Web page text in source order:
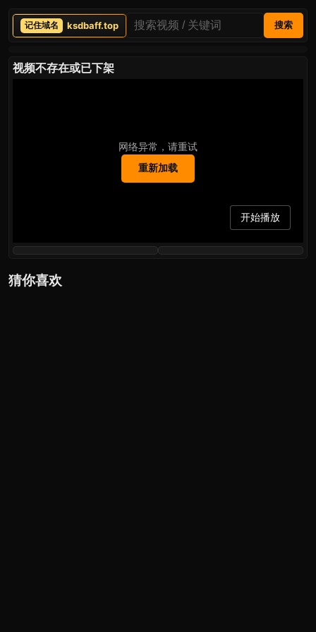
ksdbaff.top 搜索
视频不存在或已下架
网络异常，请重试
重新加载
开始播放
猜你喜欢